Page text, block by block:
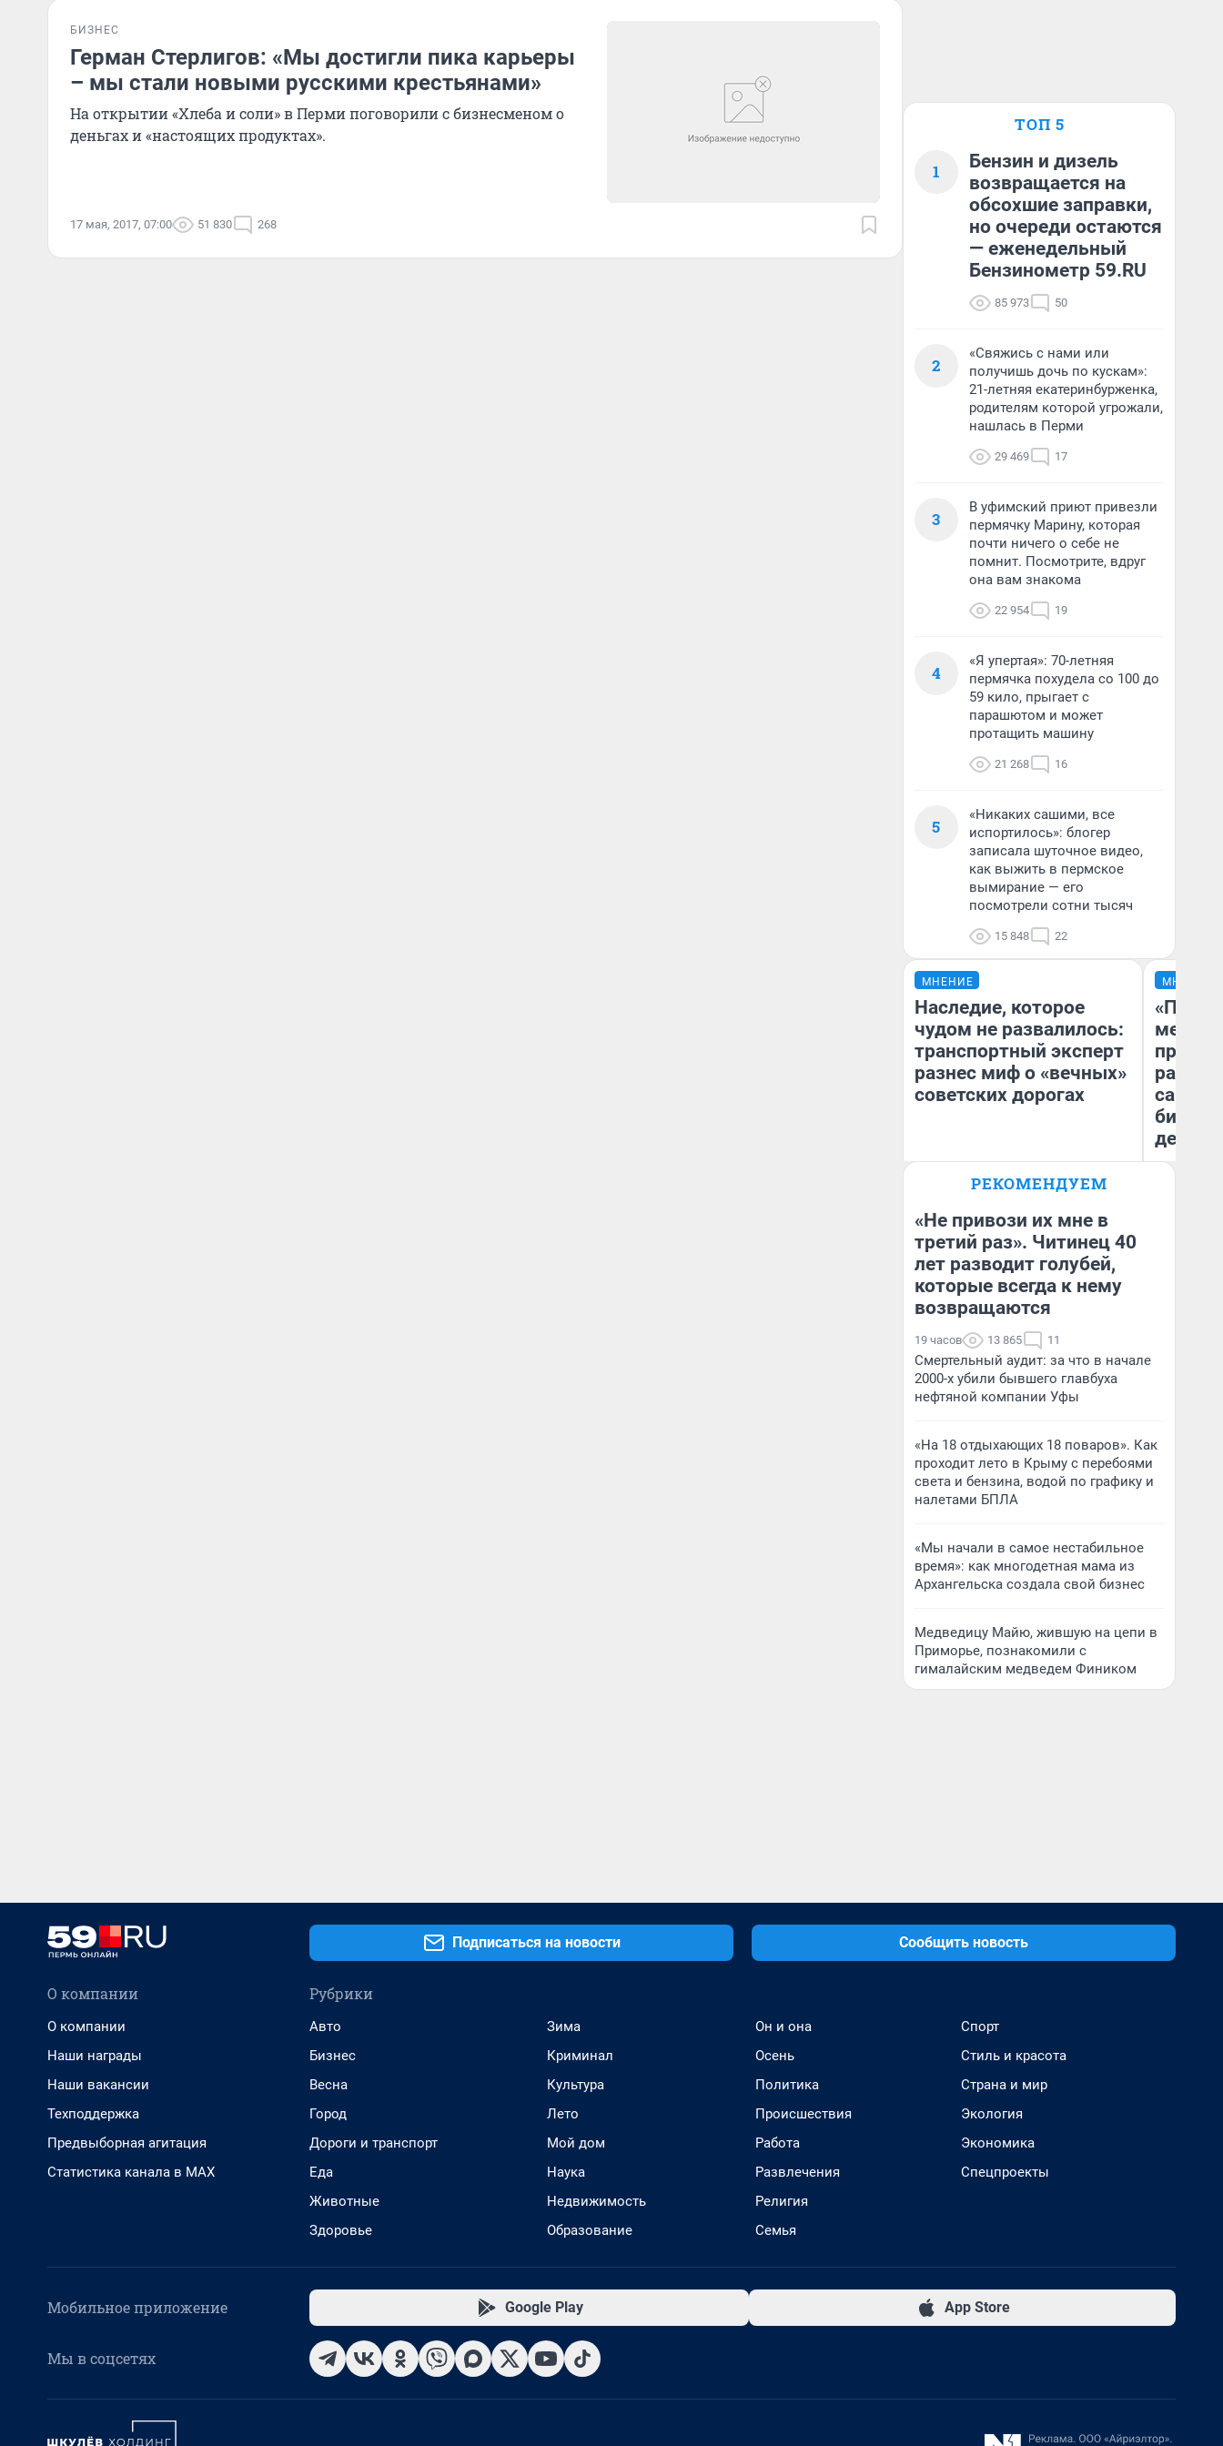
БИЗНЕС
Герман Стерлигов: «Мы достигли пика карьеры
– мы стали новыми русскими крестьянами»
На открытии «Хлеба и соли» в Перми поговорили с бизнесменом о
деньгах и «настоящих продуктах».
17 мая, 2017, 07:00 51 830 268
ТОП 5
1
Бензин и дизель
возвращается на
обсохшие заправки,
но очереди остаются
— еженедельный
Бензинометр 59.RU
85 973 50
2
«Свяжись с нами или
получишь дочь по кускам»:
21-летняя екатеринбурженка,
родителям которой угрожали,
нашлась в Перми
29 469 17
3
В уфимский приют привезли
пермячку Марину, которая
почти ничего о себе не
помнит. Посмотрите, вдруг
она вам знакома
22 954 19
4
«Я упертая»: 70-летняя
пермячка похудела со 100 до
59 кило, прыгает с
парашютом и может
протащить машину
21 268 16
5
«Никаких сашими, все
испортилось»: блогер
записала шуточное видео,
как выжить в пермское
вымирание — его
посмотрели сотни тысяч
15 848 22
МНЕНИЕ
Наследие, которое
чудом не развалилось:
транспортный эксперт
разнес миф о «вечных»
советских дорогах
Блогер, предприниматель,
бизнесе
МНЕНИЕ
самом
РЕКОМЕНДУЕМ
«Не привози их мне в
третий раз». Читинец 40
лет разводит голубей,
которые всегда к нему
возвращаются
19 часов 13 865 11
Смертельный аудит: за что в начале
2000-х убили бывшего главбуха
нефтяной компании Уфы
«На 18 отдыхающих 18 поваров». Как
проходит лето в Крыму с перебоями
света и бензина, водой по графику и
налетами БПЛА
«Мы начали в самое нестабильное
время»: как многодетная мама из
Архангельска создала свой бизнес
Медведицу Майю, жившую на цепи в
Приморье, познакомили с
гималайским медведем Фиником
Подписаться на новости Сообщить новость
О компании
О компании
Наши награды
Наши вакансии
Техподдержка
Предвыборная агитация
Статистика канала в MAX
Рубрики
Авто
Бизнес
Весна
Город
Дороги и транспорт
Еда
Животные
Здоровье
Зима
Криминал
Культура
Лето
Мой дом
Наука
Недвижимость
Образование
Он и она
Осень
Политика
Происшествия
Работа
Развлечения
Религия
Семья
Спорт
Стиль и красота
Страна и мир
Экология
Экономика
Спецпроекты
Мобильное приложение Google Play App Store
Мы в соцсетях